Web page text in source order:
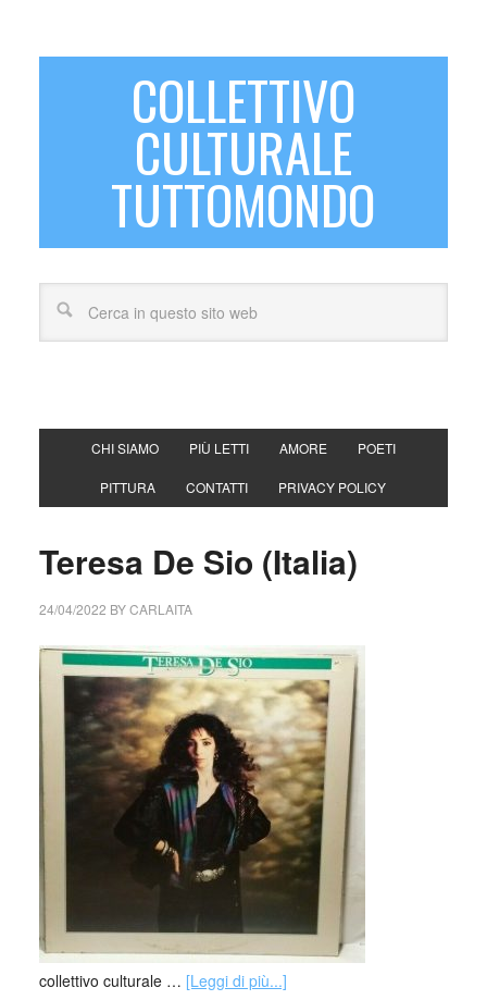
COLLETTIVO
CULTURALE
TUTTOMONDO
CHI SIAMO PIÙ LETTI AMORE POETI
PITTURA CONTATTI PRIVACY POLICY
Teresa De Sio (Italia)
24/04/2022 BYCARLAITA
collettivo culturale … [Leggi di più...]